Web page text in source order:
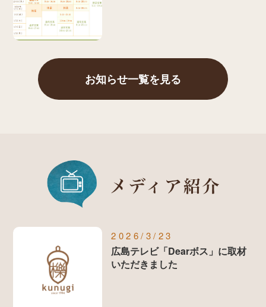
お知らせ一覧を見る
2026/3/23
広島テレビ「Dearボス」に取材
いただきました